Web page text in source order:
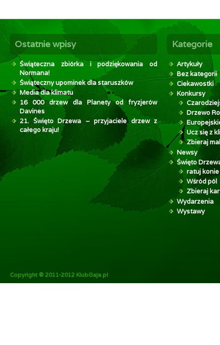
Ostatnie wpisy
Świąteczna zbiórka i podziękowania od
Normana!
Świąteczny upominek dla staruszków
Media dla klimatu
16 000 drzew dla Planety od fryzjerów
Davines
21. Święto Drzewa – przyjaciele drzew z
całego kraju!
Kategorie
Artykuły
Bez kategorii
Ciekawostki
Konkursy
Drzewo
Ucz się z
Zbieraj
Newsy
Święto
ratuj konie
Wśród pól
Zbieraj
Wydarzenia
Wystawy
Copyright © 2011-2012 KlubGaja.pl